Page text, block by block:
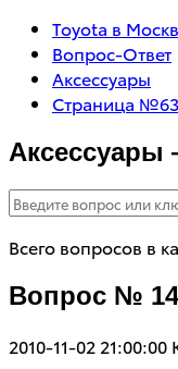
Toyota в
Вопрос-Ответ
Аксессуары
Страница №63
Аксессуары
Всего вопросов в
Вопрос №
2010-11-02 21:00:00